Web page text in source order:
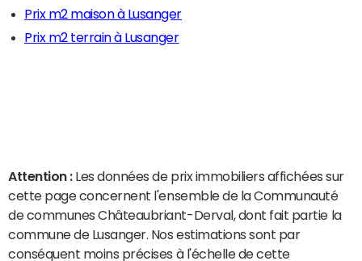
Prix m2 maison à Lusanger
Prix m2 terrain à Lusanger
Attention : Les données de prix immobiliers affichées sur
cette page concernent l'ensemble de la Communauté
de communes Châteaubriant-Derval, dont fait partie la
commune de Lusanger. Nos estimations sont par
conséquent moins précises à l'échelle de cette